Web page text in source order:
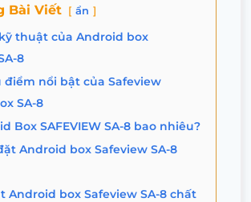
Bài Viết ẩn
thuật của Android box
8
điểm nổi bật của Safeview
SA-8
Box SAFEVIEW SA-8 bao nhiêu?
Android box Safeview SA-8
Android box Safeview SA-8 chất